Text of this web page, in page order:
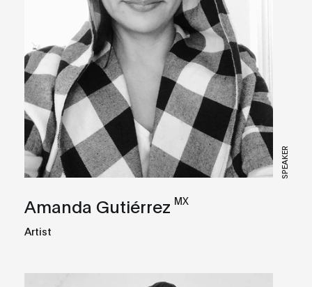
SPEAKER
Amanda Gutiérrez MX
Artist